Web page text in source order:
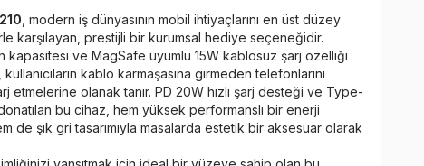
, modern iş dünyasının mobil ihtiyaçlarını en üst düzey
karşılayan, prestijli bir kurumsal hediye seçeneğidir.
kapasitesi ve MagSafe uyumlu 15W kablosuz şarj özelliği
kablo karmaşasına girmeden telefonlarını
etmelerine olanak tanır. PD 20W hızlı şarj desteği ve Type-
bu cihaz, hem yüksek performanslı bir enerji
de şık gri tasarımıyla masalarda estetik bir aksesuar olarak